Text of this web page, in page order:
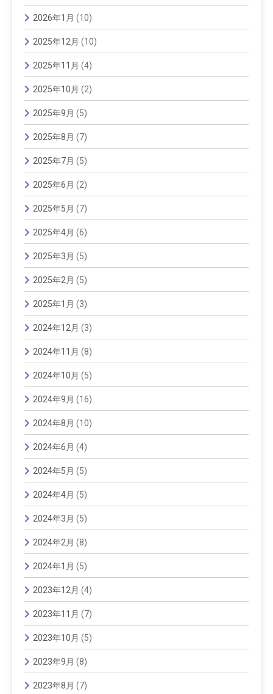
2026年1月 (10)
2025年12月 (10)
2025年11月 (4)
2025年10月 (2)
2025年9月 (5)
2025年8月 (7)
2025年7月 (5)
2025年6月 (2)
2025年5月 (7)
2025年4月 (6)
2025年3月 (5)
2025年2月 (5)
2025年1月 (3)
2024年12月 (3)
2024年11月 (8)
2024年10月 (5)
2024年9月 (16)
2024年8月 (10)
2024年6月 (4)
2024年5月 (5)
2024年4月 (5)
2024年3月 (5)
2024年2月 (8)
2024年1月 (5)
2023年12月 (4)
2023年11月 (7)
2023年10月 (5)
2023年9月 (8)
2023年8月 (7)